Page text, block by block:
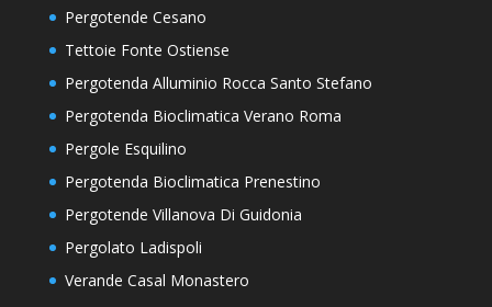
Pergotende Cesano
Tettoie Fonte Ostiense
Pergotenda Alluminio Rocca Santo Stefano
Pergotenda Bioclimatica Verano Roma
Pergole Esquilino
Pergotenda Bioclimatica Prenestino
Pergotende Villanova Di Guidonia
Pergolato Ladispoli
Verande Casal Monastero